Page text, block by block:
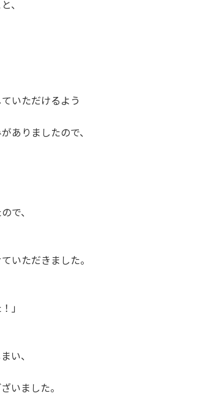
、
いただけるよう
ありましたので、
で、
いただきました。
」
い、
いました。